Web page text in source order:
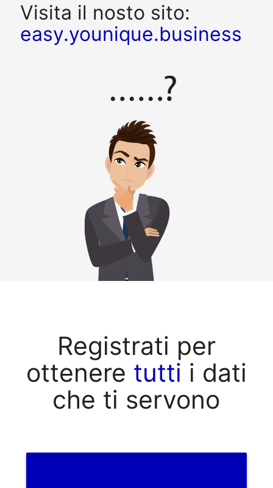
Visita il nosto sito:
easy.younique.business
Registrati per
ottenere tutti i dati
che ti servono